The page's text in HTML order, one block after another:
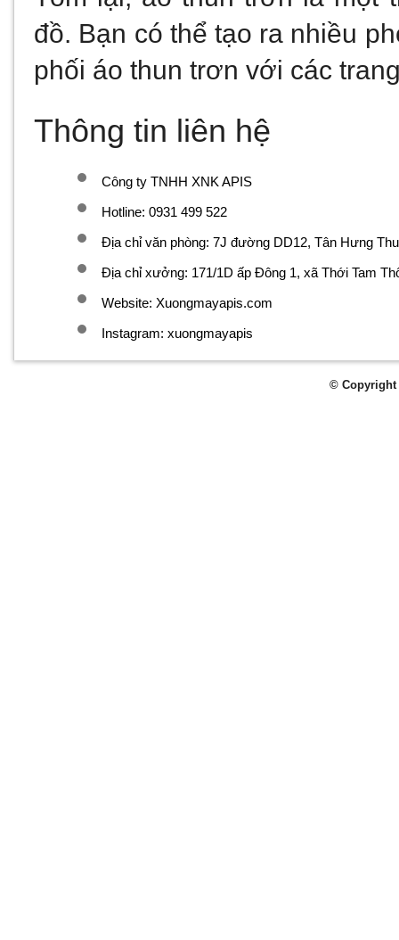
đồ. Bạn có thể tạo ra nhiều
phối áo thun trơn với các
Thông tin liên hệ
Công ty TNHH XNK APIS
Hotline: 0931 499 522
Địa chỉ văn phòng: 7J đường DD12, Tân Hưng
Địa chỉ xưởng: 171/1D ấp Đông 1, xã Thới Tam
Website: Xuongmayapis.com
Instagram: xuongmayapis
© Copyright